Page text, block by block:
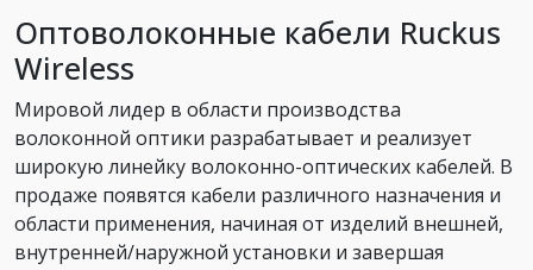
Оптоволоконные кабели Ruckus
Wireless
Мировой лидер в области производства
волоконной оптики разрабатывает и реализует
широкую линейку волоконно-оптических кабелей. В
продаже появятся кабели различного назначения и
области применения, начиная от изделий внешней,
внутренней/наружной установки и завершая